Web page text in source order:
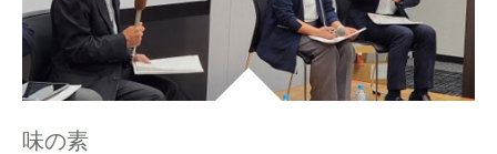
味の素